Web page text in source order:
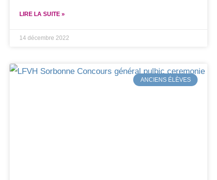
LIRE LA SUITE »
14 décembre 2022
ANCIENS ÉLÈVES